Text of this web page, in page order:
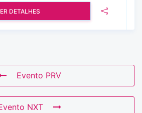
DETALHES
Evento PRV
NXT